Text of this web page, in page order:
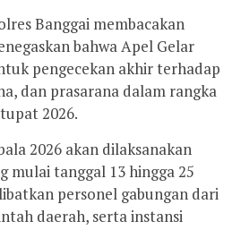
Banggai membacakan
bahwa Apel Gelar
pengecekan akhir terhadap
dan prasarana dalam rangka
2026.
2026 akan dilaksanakan
mulai tanggal 13 hingga 25
personel gabungan dari
daerah, serta instansi